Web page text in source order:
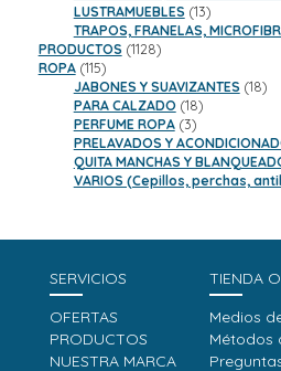
LUSTRAMUEBLES 1313
productos
TRAPOS, FRANELAS,
PRODUCTOS 11281128
ROPA 115115
productos
JABONES Y SUAVIZANTES 1818
PARA CALZADO 1818
PERFUME ROPA 33
productos
PRELAVADOS Y
QUITA MANCHAS Y
VARIOS (Cepillos, perchas,
SERVICIOS
OFERTAS
PRODUCTOS
NUESTRA MARCA
TIENDA
Medios
Métodos